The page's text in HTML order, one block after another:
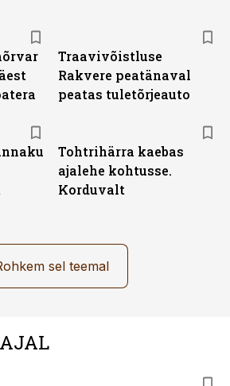
Traavivõistluse
Rakvere peatänaval
peatas tuletõrjeauto
Tohtrihärra kaebas
ajalehe kohtusse.
Korduvalt
sel teemal